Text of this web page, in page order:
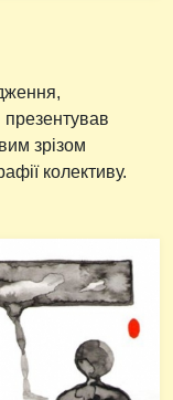
презентував
зрізом
колективу.